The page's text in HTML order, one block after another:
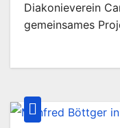
Diakonieverein
gemeinsames